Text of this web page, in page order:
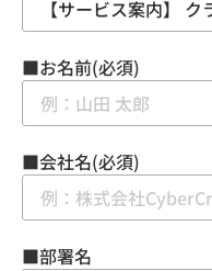
■お名前(必須)
■会社名(必須)
■部署名